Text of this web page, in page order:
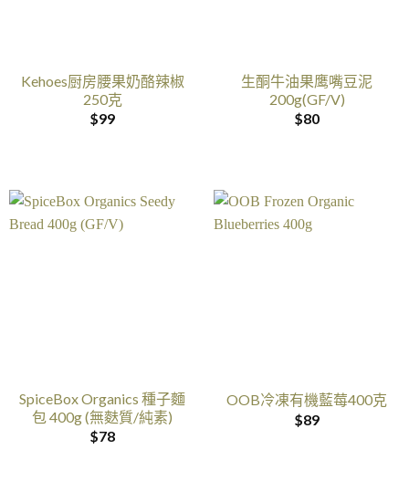
Kehoes厨房腰果奶酪辣椒
250克
$99
生酮牛油果鹰嘴豆泥
200g(GF/V)
$80
SpiceBox Organics 種子麵
包 400g (無麩質/純素)
$78
OOB冷凍有機藍莓400克
$89